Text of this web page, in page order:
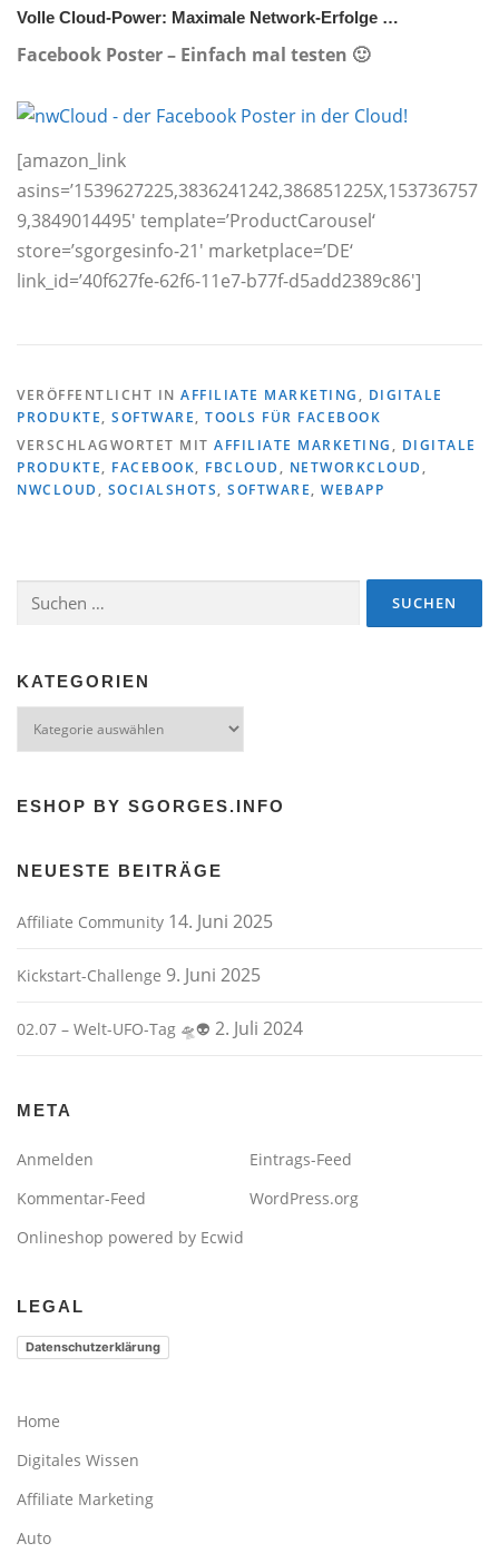
Volle Cloud-Power: Maximale Network-Erfolge …
Facebook Poster – Einfach mal testen 🙂
[amazon_link
asins=’1539627225,3836241242,386851225X,153736757
9,3849014495′ template=’ProductCarousel‘
store=’sgorgesinfo-21′ marketplace=’DE‘
link_id=’40f627fe-62f6-11e7-b77f-d5add2389c86′]
VERÖFFENTLICHT IN AFFILIATE MARKETING , DIGITALE
PRODUKTE, SOFTWARE, TOOLS FÜR FACEBOOK
VERSCHLAGWORTET MIT AFFILIATE MARKETING , DIGITALE
PRODUKTE, FACEBOOK, FBCLOUD , NETWORKCLOUD ,
NWCLOUD , SOCIALSHOTS, SOFTWARE, WEBAPP
Suchen
KATEGORIEN
Kategorien
ESHOP BY SGORGES.INFO
NEUESTE BEITRÄGE
Affiliate Community 14. Juni 2025
Kickstart-Challenge 9. Juni 2025
02.07 – Welt-UFO-Tag 🛸👽 2. Juli 2024
META
Anmelden
Eintrags-Feed
Kommentar-Feed
WordPress.org
Onlineshop powered by Ecwid
LEGAL
Datenschutzerklärung
Home
Digitales Wissen
Affiliate Marketing
Auto